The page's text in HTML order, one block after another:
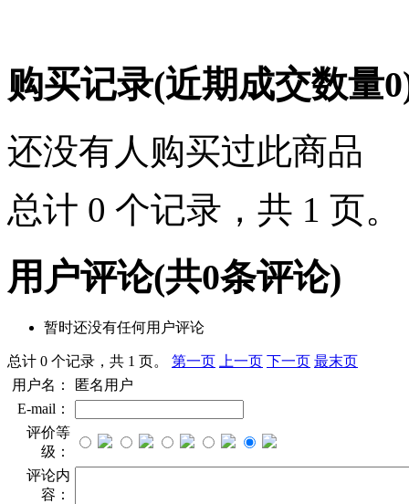
购买记录(近期成交数量0
还没有人购买过此商品
总计 0 个记录，共 1 页。
用户评论(共0条评论)
暂时还没有任何用户评论
总计 0 个记录，共 1 页。 第一页 上一页 下一页 最末页
用户名：
匿名用户
E-mail：
评价等
级：
评论内
容：